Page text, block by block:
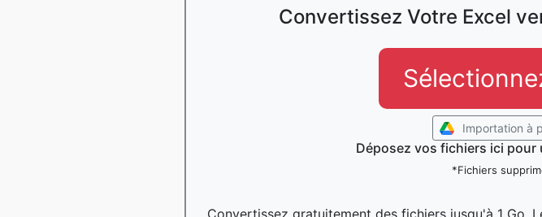
Convertissez Votre Excel
Importation à
Déposez vos fichiers ici
*Fichiers
Convertissez gratuitement des fichiers jusqu'à 1 Go.